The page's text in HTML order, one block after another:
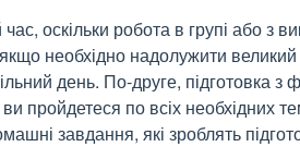
оскільки робота в групі або з
необхідно надолужити
день. По-друге, підготовка з
пройдетеся по всіх необхідних
завдання, які зроблять